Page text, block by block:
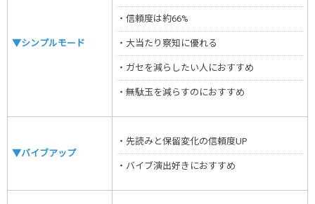
▼シンプルモード
・信頼度は約66%
・大当たり察知に優れる
・ガセを減らしたい人におすすめ
・無駄玉を減らすのにおすすめ
▼バイブアップ
・先読みと保留変化の信頼度UP
・バイブ演出好きにおすすめ